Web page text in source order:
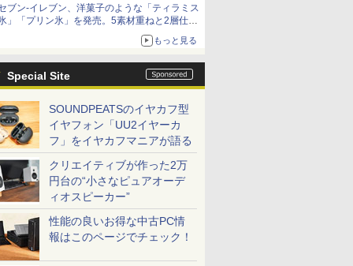
ブン-イレブン、洋菓子のような「ティラミス
」「プリン氷」を発売。5素材重ねと2層仕立
もっと見る
Special Site
SOUNDPEATSのイヤカフ型
イヤフォン「UU2イヤーカ
フ」をイヤカフマニアが語る
クリエイティブが作った2万
円台の“小さなピュアオーデ
ィオスピーカー”
性能の良いお得な中古PC情
報はこのページでチェック！